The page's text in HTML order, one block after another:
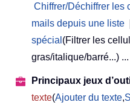
Chiffrer/Déchiffrer les
mails depuis une liste
spécial (Filtrer les
gras/italique/barré...) ...
Principaux jeux
texte(Ajouter du texte,